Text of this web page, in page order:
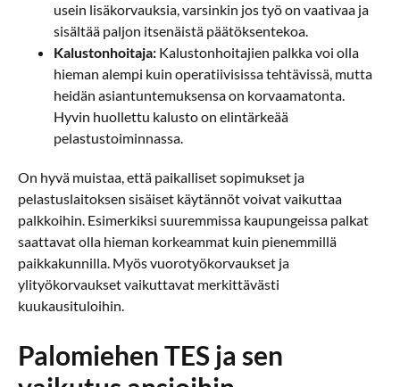
usein lisäkorvauksia, varsinkin jos työ on vaativaa ja
sisältää paljon itsenäistä päätöksentekoa.
Kalustonhoitaja: Kalustonhoitajien palkka voi olla
hieman alempi kuin operatiivisissa tehtävissä, mutta
heidän asiantuntemuksensa on korvaamatonta.
Hyvin huollettu kalusto on elintärkeää
pelastustoiminnassa.
On hyvä muistaa, että paikalliset sopimukset ja
pelastuslaitoksen sisäiset käytännöt voivat vaikuttaa
palkkoihin. Esimerkiksi suuremmissa kaupungeissa palkat
saattavat olla hieman korkeammat kuin pienemmillä
paikkakunnilla. Myös vuorotyökorvaukset ja
ylityökorvaukset vaikuttavat merkittävästi
kuukausituloihin.
Palomiehen TES ja sen